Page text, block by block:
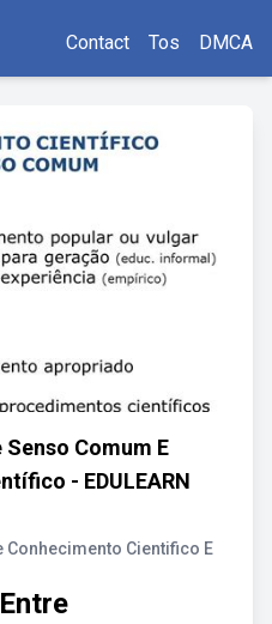
Contact Tos DMCA
Comum E
- EDULEARN
Conhecimento Cientifico E